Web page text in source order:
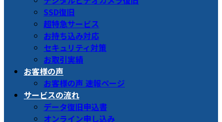
SSD復旧
超特急サービス
お持ち込み対応
セキュリティ対策
お取引実績
お客様の声
お客様の声 速報ページ
サービスの流れ
データ復旧申込書
オンライン申し込み